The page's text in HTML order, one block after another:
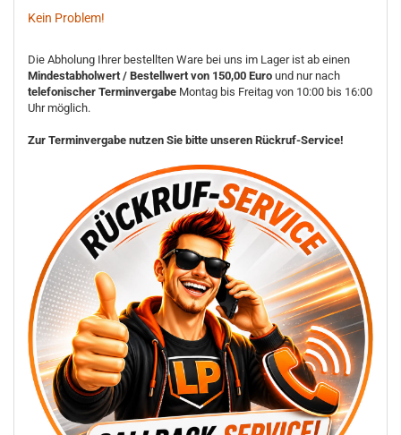
Kein Problem!
Die Abholung Ihrer bestellten Ware bei uns im Lager ist ab einen
Mindestabholwert / Bestellwert von 150,00 Euro und nur nach
telefonischer Terminvergabe Montag bis Freitag von 10:00 bis 16:00
Uhr möglich.
Zur Terminvergabe nutzen Sie bitte unseren Rückruf-Service!